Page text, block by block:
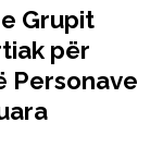
Grupit
për
Personave